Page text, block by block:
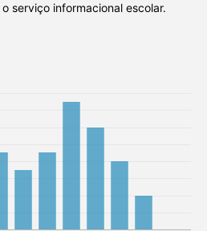
serviço informacional escolar.